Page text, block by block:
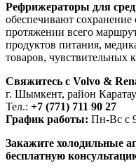
Рефрижераторы для
обеспечивают сохранение
протяжении всего
продуктов питания,
товаров, чувствительных
Свяжитесь с Volvo &
г. Шымкент, район
Тел.: +7 (771) 711 90 27
График работы: Пн-Вс с
Закажите холодильные
бесплатную